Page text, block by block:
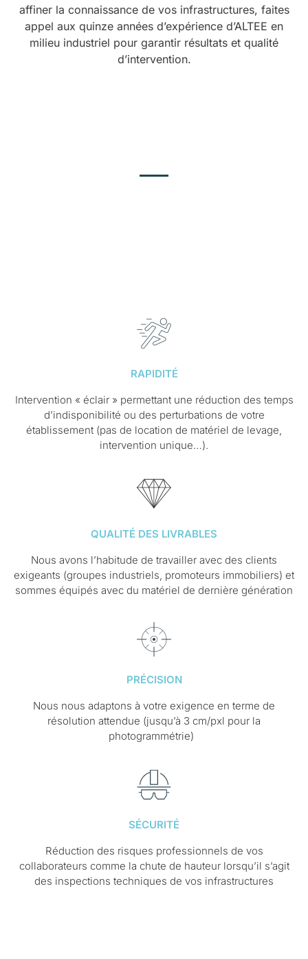
affiner la connaissance de vos infrastructures, faites
appel aux quinze années d’expérience d’ALTEE en
milieu industriel pour garantir résultats et qualité
d’intervention.
RAPIDITÉ
Intervention « éclair » permettant une réduction des temps
d’indisponibilité ou des perturbations de votre
établissement (pas de location de matériel de levage,
intervention unique…).
QUALITÉ DES LIVRABLES
Nous avons l’habitude de travailler avec des clients
exigeants (groupes industriels, promoteurs immobiliers) et
sommes équipés avec du matériel de dernière génération
PRÉCISION
Nous nous adaptons à votre exigence en terme de
résolution attendue (jusqu’à 3 cm/pxl pour la
photogrammétrie)
SÉCURITÉ
Réduction des risques professionnels de vos
collaborateurs comme la chute de hauteur lorsqu’il s’agit
des inspections techniques de vos infrastructures